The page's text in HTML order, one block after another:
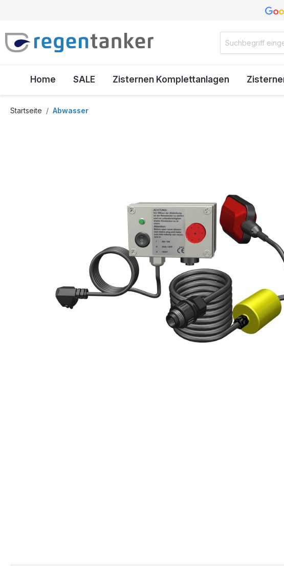
Home SALE Zisternen Komplettanlagen
Startseite Abwasser